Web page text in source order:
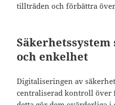
tillträden och förbättra
och enkelhet
Digitaliseringen av
centraliserad kontroll